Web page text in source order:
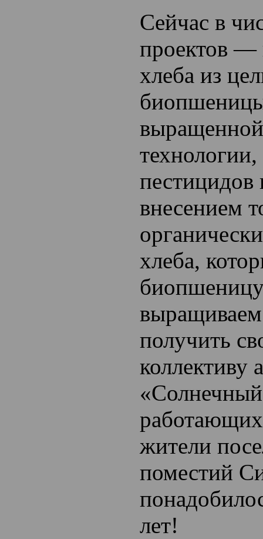
Сейчас в
проектов —
хлеба из
пестицидов
внесением
хлеба,
получить
коллективу
жители
поместий
лет!